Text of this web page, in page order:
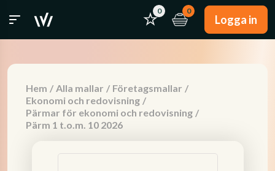
0 0
Logga in
Hem / Alla mallar / Företagsmallar /
Ekonomi och redovisning /
Pärmar för ekonomi och redovisning /
Pärm 1 t.o.m. 10 2026